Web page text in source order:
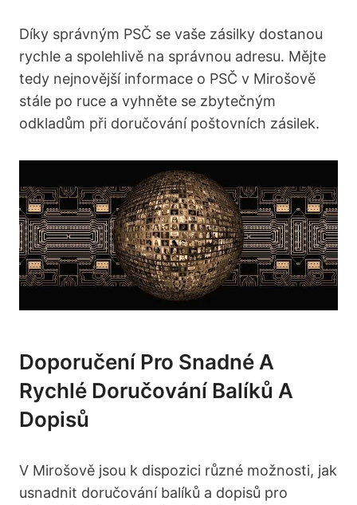
Díky správným PSČ se vaše zásilky dostanou
rychle a spolehlivě na správnou adresu. Mějte
tedy nejnovější informace o PSČ v Mirošově
stále po ruce a vyhněte se zbytečným
odkladům při doručování poštovních zásilek.
Doporučení Pro Snadné A
Rychlé Doručování Balíků A
Dopisů
V Mirošově jsou k dispozici různé možnosti, jak
usnadnit doručování balíků a dopisů pro